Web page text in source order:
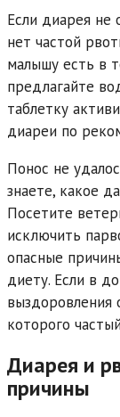
Если диарея не
нет частой
малышу есть в
предлагайте
таблетку
диареи по
Понос не
знаете, какое
Посетите
исключить
опасные
диету. Если в
выздоровления
которого
Диарея и
причины